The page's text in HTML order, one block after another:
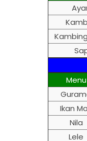
Menu
Ikan
Nila
Lele